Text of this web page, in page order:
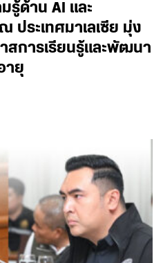
รู้ด้าน AI และ
ประเทศมาเลเซีย มุ่ง
าสการเรียนรู้และพัฒนา
ายุ